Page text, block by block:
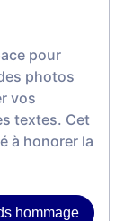
pour
photos
vos
textes. Cet
à honorer la
hommage